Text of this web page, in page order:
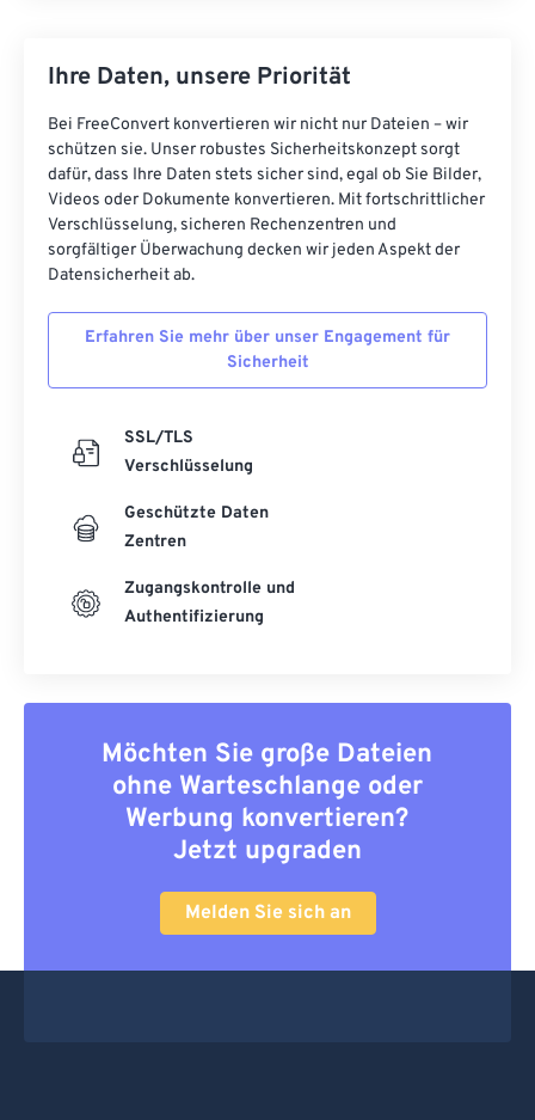
Ihre Daten, unsere Priorität
Bei FreeConvert konvertieren wir nicht nur Dateien – wir
schützen sie. Unser robustes Sicherheitskonzept sorgt
dafür, dass Ihre Daten stets sicher sind, egal ob Sie Bilder,
Videos oder Dokumente konvertieren. Mit fortschrittlicher
Verschlüsselung, sicheren Rechenzentren und
sorgfältiger Überwachung decken wir jeden Aspekt der
Datensicherheit ab.
Erfahren Sie mehr über unser Engagement für
Sicherheit
SSL/TLS
Verschlüsselung
Geschützte Daten
Zentren
Zugangskontrolle und
Authentifizierung
Möchten Sie große Dateien
ohne Warteschlange oder
Werbung konvertieren?
Jetzt upgraden
Melden Sie sich an